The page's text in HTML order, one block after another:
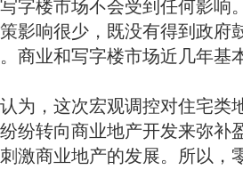
字楼市场不会受到任何影响
影响很少，既没有得到政府
商业和写字楼市场近几年基
，这次宏观调控对住宅类
纷转向商业地产开发来弥补
激商业地产的发展。所以，